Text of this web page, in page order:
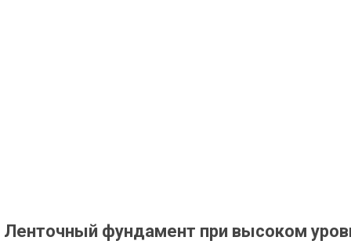
Ленточный фундамент при высоком